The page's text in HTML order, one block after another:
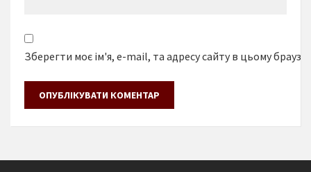
Зберегти моє ім'я, e-mail, та адресу сайту в цьому